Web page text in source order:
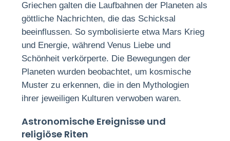
Griechen galten die Laufbahnen der Planeten als
göttliche Nachrichten, die das Schicksal
beeinflussen. So symbolisierte etwa Mars Krieg
und Energie, während Venus Liebe und
Schönheit verkörperte. Die Bewegungen der
Planeten wurden beobachtet, um kosmische
Muster zu erkennen, die in den Mythologien
ihrer jeweiligen Kulturen verwoben waren.
Astronomische Ereignisse und
religiöse Riten